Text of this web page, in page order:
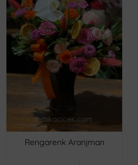
Rengarenk Aranjman